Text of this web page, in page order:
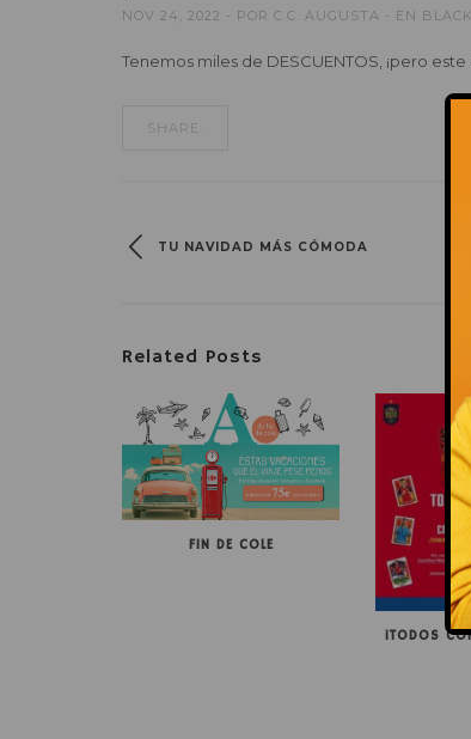
NOV 24, 2022 POR C.C. AUGUSTA EN
Tenemos miles de DESCUENTOS, ¡pero
SHARE:
TU NAVIDAD MÁS CÓMODA
Related Posts
FIN DE COLE
¡TODOS